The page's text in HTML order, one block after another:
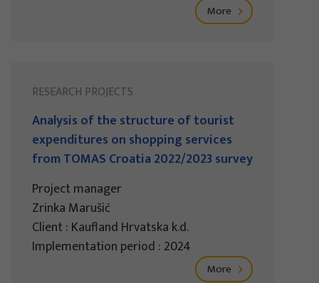
More
RESEARCH PROJECTS
Analysis of the structure of tourist
expenditures on shopping services
from TOMAS Croatia 2022/2023 survey
Project manager
Zrinka Marušić
Client : Kaufland Hrvatska k.d.
Implementation period : 2024
More